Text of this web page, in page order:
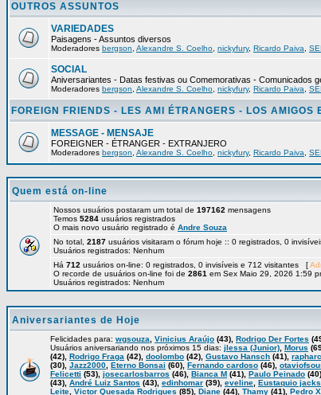
OUTROS ASSUNTOS
VARIEDADES
Paisagens - Assuntos diversos
Moderadores bergson Alexandre S. Coelho nickyfury, Ricardo Paiva
SOCIAL
Aniversariantes - Datas festivas ou Comemorativas - Comunicados
Moderadores bergson Alexandre S. Coelho nickyfury, Ricardo Paiva
FOREIGN FRIENDS - LES AMI ÉTRANGERS - LOS AMIGOS
MESSAGE - MENSAJE
FOREIGNER - ÉTRANGER - EXTRANJERO
Moderadores bergson Alexandre S. Coelho nickyfury, Ricardo Paiva
Quem está on-line
Nossos usuários postaram um total de 197162 mensagens
Temos 5284 usuários registrados
O mais novo usuário registrado é Andre Souza
No total, 2187 usuários visitaram o fórum hoje :: 0 registrados, 0
Usuários registrados: Nenhum
Há 712 usuários on-line: 0 registrados, 0 invisíveis e 712 visitantes [
O recorde de usuários on-line foi de 2861 em Sex Maio 29, 2026 1:59
Usuários registrados: Nenhum
Aniversariantes de Hoje
Felicidades para: wgsouza Vinicius Araújo (43), Rodrigo Der Fortes
Usuários aniversariando nos próximos 15 dias: jlessa (Junior) Morus
(42), Rodrigo Fraga (42), doolombo (42), Gustavo Hansch (41), rapharc
(30), Jazz2000 Eterno Bonsai (60), Fernando cardoso (46),
Felicetti (53), josecarlosbarros (46), Bianca M (41), Paulo Peinado
(43), André Luiz Santos (43), edinhomar (39), eveline Eustaquio
Leite Victor Quesada Rodrigues (85), Diane (44), Thamy (41), Pedro